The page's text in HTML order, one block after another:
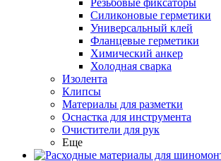
Резьбовые фиксаторы
Силиконовые герметики
Универсальный клей
Фланцевые герметики
Химический анкер
Холодная сварка
Изолента
Клипсы
Материалы для разметки
Оснастка для инструмента
Очистители для рук
Еще